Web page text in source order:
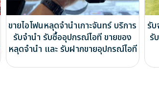
ขายไอโฟนหลุดจำนำเกาะจันทร์ บริการ
รับจำนำ รับซื้ออุปกรณ์ไอที ขายของ
หลุดจำนำ และ รับฝากขายอุปกรณ์ไอที
รั
รั